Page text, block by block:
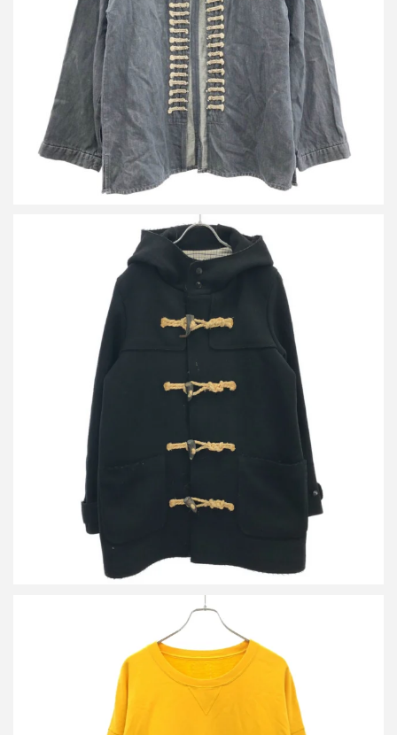
買取金額12,000円
詳しく見る
ビズビム 15AW COMMODORE COAT ダッフルコート